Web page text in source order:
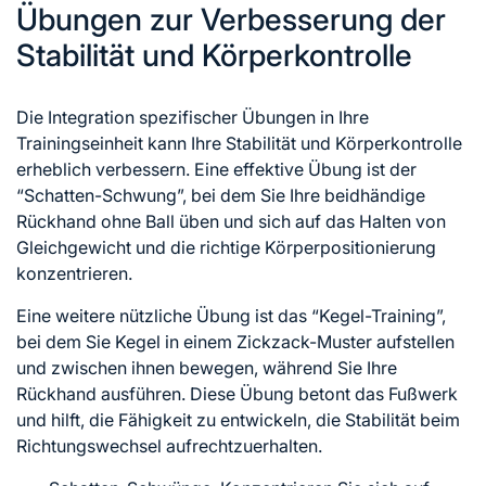
Übungen zur Verbesserung der
Stabilität und Körperkontrolle
Die Integration spezifischer Übungen in Ihre
Trainingseinheit kann Ihre Stabilität und Körperkontrolle
erheblich verbessern. Eine effektive Übung ist der
“Schatten-Schwung”, bei dem Sie Ihre beidhändige
Rückhand ohne Ball üben und sich auf das Halten von
Gleichgewicht und die richtige Körperpositionierung
konzentrieren.
Eine weitere nützliche Übung ist das “Kegel-Training”,
bei dem Sie Kegel in einem Zickzack-Muster aufstellen
und zwischen ihnen bewegen, während Sie Ihre
Rückhand ausführen. Diese Übung betont das Fußwerk
und hilft, die Fähigkeit zu entwickeln, die Stabilität beim
Richtungswechsel aufrechtzuerhalten.